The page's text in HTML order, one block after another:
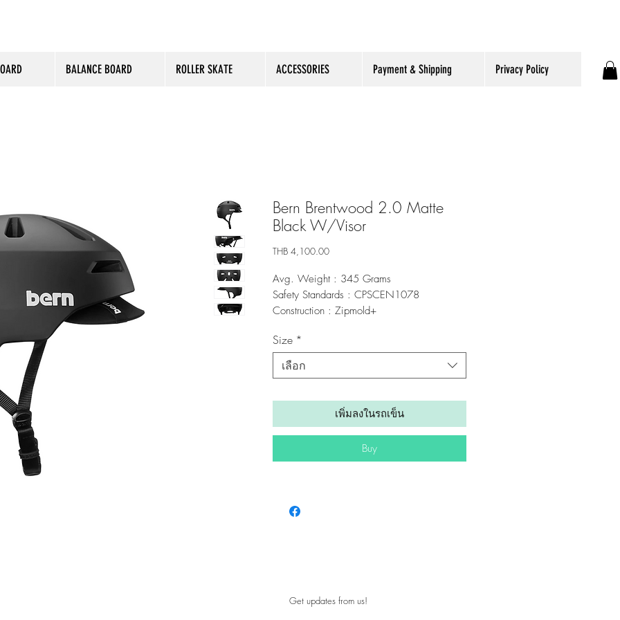
BALANCE BOARD ROLLER SKATE ACCESSORIES Payment & Shipping Privacy Policy
Bern Brentwood 2.0 Matte
Black W/Visor
THB 4,100.00ราคา
Avg. Weight : 345 Grams
Safety Standards : CPSCEN1078
Construction : Zipmold+
Vents : 13
Size *
เลือก
เพิ่มลงในรถเข็น
Buy
Get updates from us!